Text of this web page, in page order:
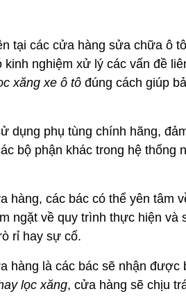
tại các cửa hàng sửa chữa ô
nghiệm xử lý các vấn đề
xăng xe ô tô đúng cách giúp
dụng phụ tùng chính hãng,
bộ phận khác trong hệ thống
hàng, các bác có thể yên tâm
ngặt về quy trình thực hiện và
rỉ hay sự cố.
hàng là các bác sẽ nhận được
lọc xăng, cửa hàng sẽ chịu